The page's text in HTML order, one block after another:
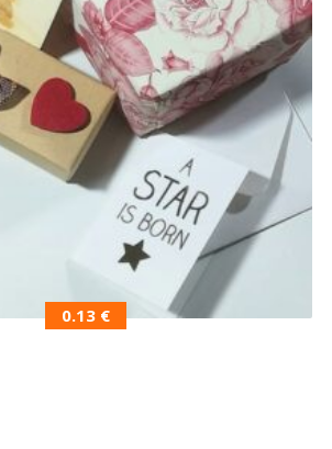
0.13 €